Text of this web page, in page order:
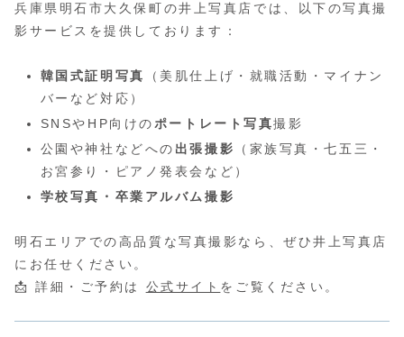
兵庫県明石市大久保町の井上写真店では、以下の写真撮
影サービスを提供しております：
韓国式証明写真
（美肌仕上げ・就職活動・マイナン
バーなど対応）
SNSやHP向けの ポートレート写真撮影
公園や神社などへの 出張撮影
（家族写真・七五三・
お宮参り・ピアノ発表会など）
学校写真・卒業アルバム撮影
明石エリアでの高品質な写真撮影なら、ぜひ井上写真店
にお任せください。
📩 詳細・ご予約は 公式サイト をご覧ください。